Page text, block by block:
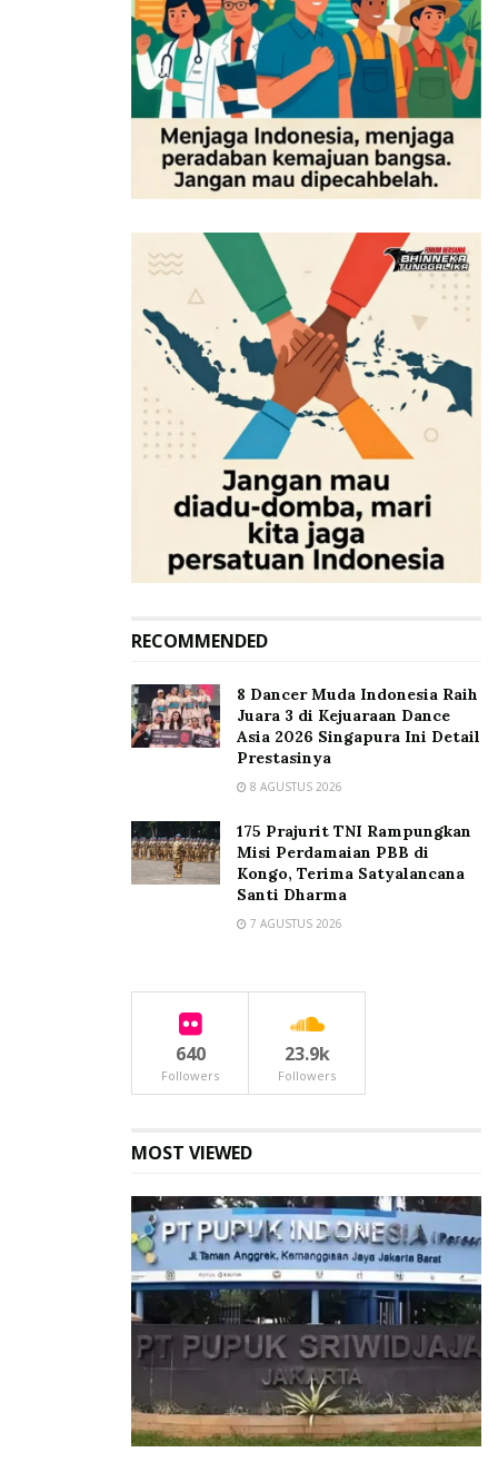
RECOMMENDED
8 Dancer Muda Indonesia Raih
Juara 3 di Kejuaraan Dance
Asia 2026 Singapura Ini Detail
Prestasinya
8 AGUSTUS 2026
175 Prajurit TNI Rampungkan
Misi Perdamaian PBB di
Kongo, Terima Satyalancana
Santi Dharma
7 AGUSTUS 2026
640
Followers
23.9k
Followers
MOST VIEWED